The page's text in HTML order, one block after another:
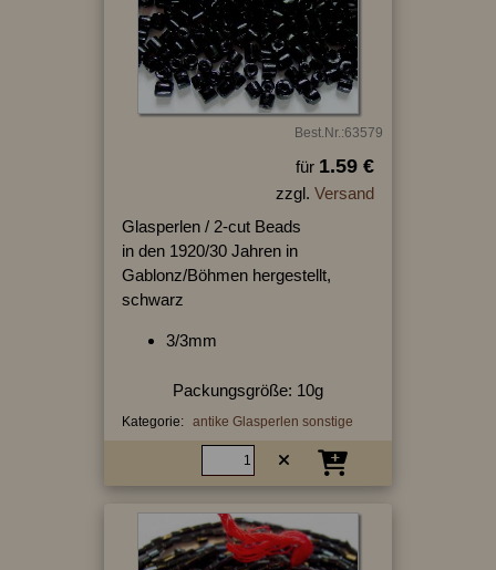
Best.Nr.:63579
für 1.59 €
zzgl. Versand
Glasperlen / 2-cut Beads
in den 1920/30 Jahren in
Gablonz/Böhmen hergestellt,
schwarz
3/3mm
Packungsgröße: 10g
Kategorie: antike Glasperlen sonstige